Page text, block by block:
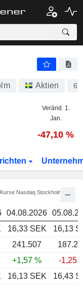
16,21
Aktien
Veränd. 1.
Jan.
-47,10 %
Nasdaq Stockholm
04.08.2026
16,33 SEK
16,13
241.507
+1,57 %
-1,25
16,13 SEK
16,43